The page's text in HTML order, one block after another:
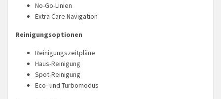
No-Go-Linien
Extra Care Navigation
Reinigungsoptionen
Reinigungszeitpläne
Haus-Reinigung
Spot-Reinigung
Eco- und Turbomodus